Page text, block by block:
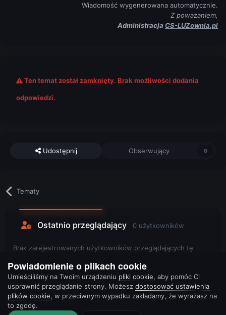
Wiadomość wygenerowana automatycznie.
Z poważaniem,
Administracja CS-LUZownia.pl
Ten temat został zamknięty. Brak możliwości dodania
odpowiedzi.
Udostępnij Obserwujący 0
Tematy
Ostatnio przeglądający 0 użytkowników
Brak zarejestrowanych użytkowników przeglądających tę
Powiadomienie o plikach cookie
Umieściliśmy na Twoim urządzeniu pliki cookie, aby pomóc Ci
usprawnić przeglądanie strony. Możesz dostosować ustawienia
plików cookie, w przeciwnym wypadku zakładamy, że wyrażasz na
to zgodę.